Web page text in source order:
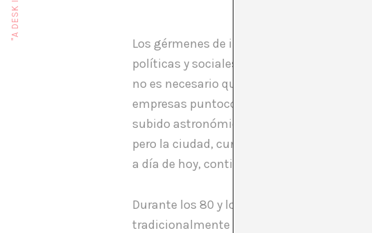
Los gérmenes de importantes
políticas y sociales- empezaron en San
no es necesario que traigas flores en el
empresas puntocom, ejecutivos
subido astronómicamente, y gran parte
pero la ciudad, cuna de la contracultura
a día de hoy, continua albergando
Durante los 80 y los 90 artistas de clase
tradicionalmente más pobres, con el